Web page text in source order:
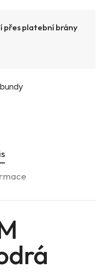
přes platební brány